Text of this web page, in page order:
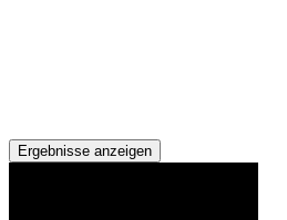
Ergebnisse anzeigen